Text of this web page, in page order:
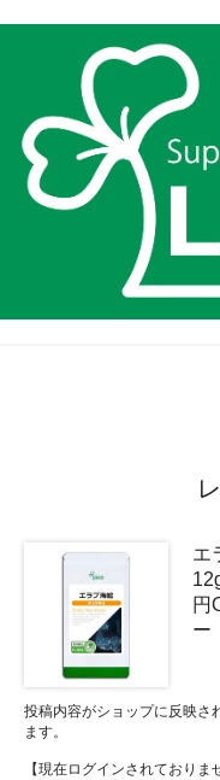
エ
円
ー
投稿内容がショップに反映さ
ます。
【現在ログインされておりま